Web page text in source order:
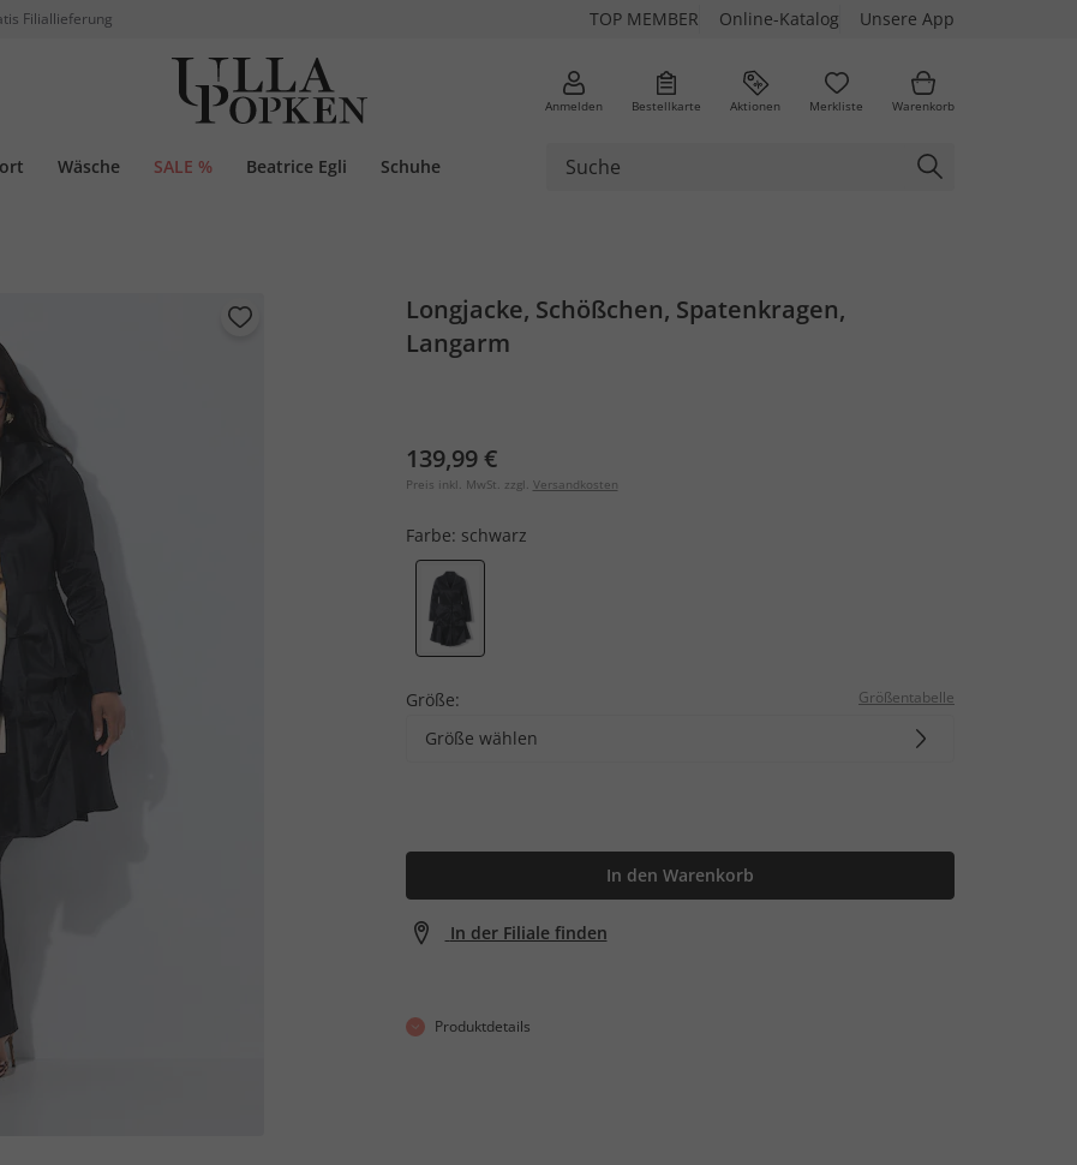
Filiallieferung TOP MEMBER Online-Katalog Unsere App
Anmelden Bestellkarte Aktionen Merkliste Warenkorb
Wäsche SALE % Beatrice Egli Schuhe
Longjacke, Schößchen, Spatenkragen,
Langarm
139,99 €
Preis inkl. MwSt. zzgl. Versandkosten
Farbe: schwarz
Größe: Größentabelle
Größe wählen
In den Warenkorb
In der Filiale finden
Produktdetails